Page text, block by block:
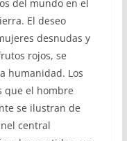
del mundo en el
El deseo
desnudas y
rojos, se
humanidad. Los
que el hombre
se ilustran de
central